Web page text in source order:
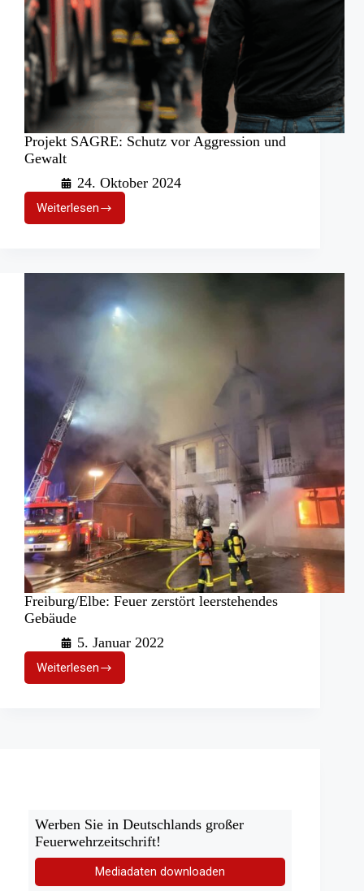
Projekt SAGRE: Schutz vor Aggression und
Gewalt
24. Oktober 2024
Weiterlesen
Projekt
SAGRE:
Aggression
Gewalt
Freiburg/Elbe: Feuer zerstört leerstehendes
Gebäude
5. Januar 2022
WeiterlesenFreiburg/Elbe:
Feuer
Werben Sie in Deutschlands großer
Feuerwehrzeitschrift!
Mediadaten downloaden